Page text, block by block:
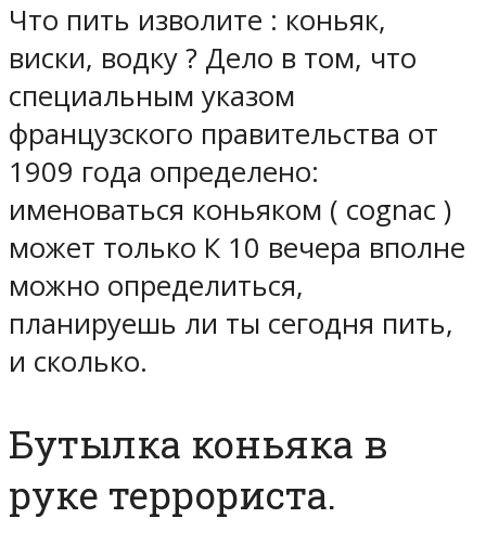
Что пить изволите : коньяк,
виски, водку ? Дело в том, что
специальным указом
французского правительства от
1909 года определено:
именоваться коньяком ( cognac )
может только К 10 вечера вполне
можно определиться,
планируешь ли ты сегодня пить,
и сколько.
Бутылка коньяка в
руке террориста.